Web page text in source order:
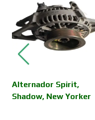
Contadores
Control de
Alternador Spirit,
Shadow, New Yorker